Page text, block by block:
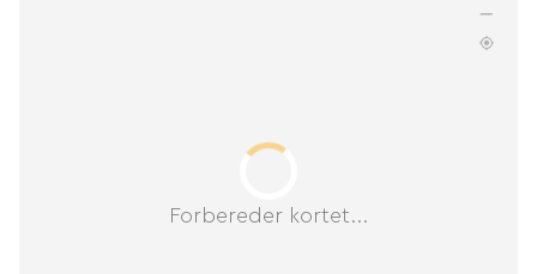
Forbereder kortet...